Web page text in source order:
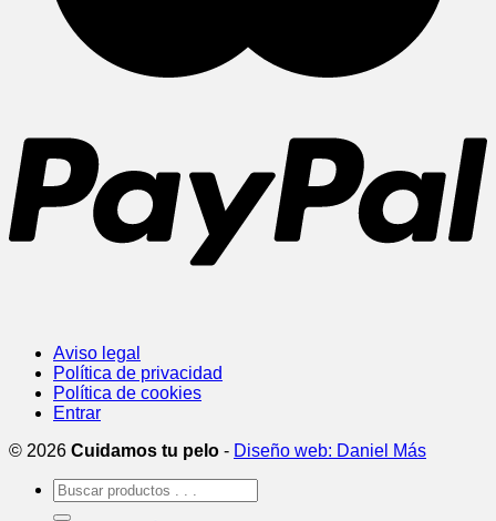
Aviso legal
Política de privacidad
Política de cookies
Entrar
© 2026 Cuidamos tu pelo - Diseño web: Daniel Más
Buscar
por: